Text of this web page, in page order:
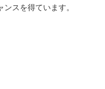
スを得ています。